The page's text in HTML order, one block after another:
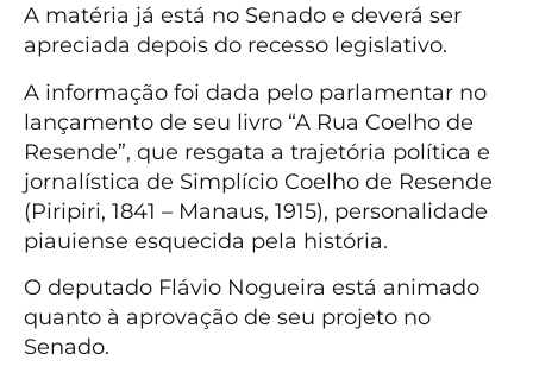
A matéria já está no Senado e deverá ser
apreciada depois do recesso legislativo.
A informação foi dada pelo parlamentar no
lançamento de seu livro “A Rua Coelho de
Resende”, que resgata a trajetória política e
jornalística de Simplício Coelho de Resende
(Piripiri, 1841 – Manaus, 1915), personalidade
piauiense esquecida pela história.
O deputado Flávio Nogueira está animado
quanto à aprovação de seu projeto no
Senado.